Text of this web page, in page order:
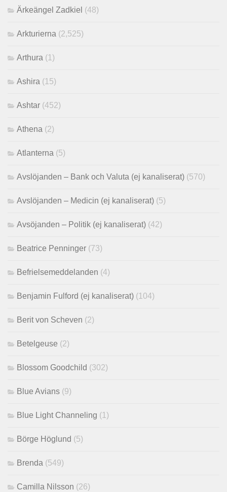
Ärkeängel Zadkiel (48)
Arkturierna (2,525)
Arthura (1)
Ashira (15)
Ashtar (452)
Athena (2)
Atlanterna (5)
Avslöjanden – Bank och Valuta (ej kanaliserat) (570)
Avslöjanden – Medicin (ej kanaliserat) (5)
Avsöjanden – Politik (ej kanaliserat) (42)
Beatrice Penninger (73)
Befrielsemeddelanden (4)
Benjamin Fulford (ej kanaliserat) (104)
Berit von Scheven (2)
Betelgeuse (2)
Blossom Goodchild (302)
Blue Avians (9)
Blue Light Channeling (1)
Börge Höglund (5)
Brenda (549)
Camilla Nilsson (26)